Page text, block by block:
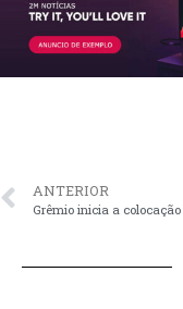
ANTERIOR